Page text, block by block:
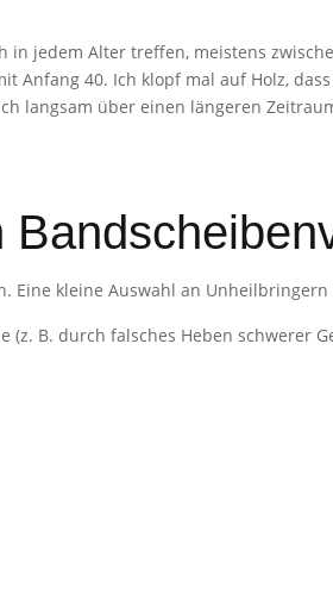
in jedem Alter treffen, meistens
Anfang 40. Ich klopf mal auf Holz,
langsam über einen längeren
Eine kleine Auswahl an
B. durch falsches Heben schwerer